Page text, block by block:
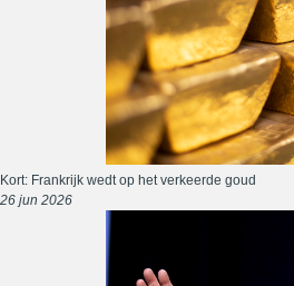
Kort: Frankrijk wedt op het verkeerde goud
26 jun 2026